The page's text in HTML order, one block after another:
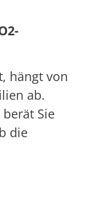
hängt von
ab.
Sie
die